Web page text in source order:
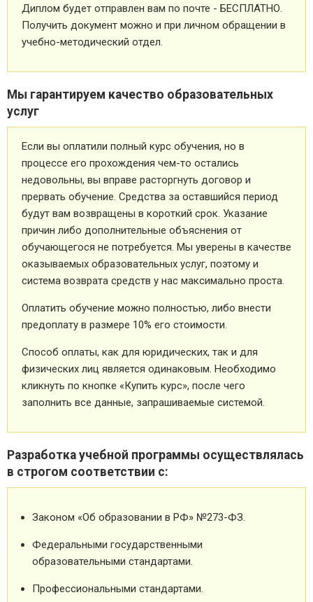
Диплом будет отправлен вам по почте - БЕСПЛАТНО.
Получить документ можно и при личном обращении в
учебно-методический отдел.
Мы гарантируем качество образовательных
услуг
Если вы оплатили полный курс обучения, но в
процессе его прохождения чем-то остались
недовольны, вы вправе расторгнуть договор и
прервать обучение. Средства за оставшийся период
будут вам возвращены в короткий срок. Указание
причин либо дополнительные объяснения от
обучающегося не потребуется. Мы уверены в качестве
оказываемых образовательных услуг, поэтому и
система возврата средств у нас максимально проста.
Оплатить обучение можно полностью, либо внести
предоплату в размере 10% его стоимости.
Способ оплаты, как для юридических, так и для
физических лиц является одинаковым. Необходимо
кликнуть по кнопке «Купить курс», после чего
заполнить все данные, запрашиваемые системой.
Разработка учебной программы осуществлялась
в строгом соответствии с:
Законом «Об образовании в РФ» №273-ФЗ.
Федеральными государственными
образовательными стандартами.
Профессиональными стандартами.